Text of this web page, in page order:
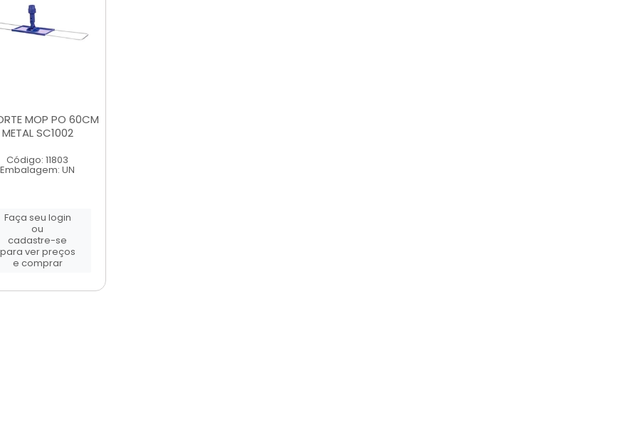
MOP PO 60CM
METAL SC1002
Código: 11803
Embalagem: UN
Faça seu login
ou
cadastre-se
para ver preços
e comprar